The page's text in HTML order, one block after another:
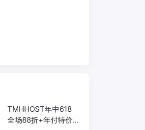
TMHHOST年中618
全场88折+年付特价